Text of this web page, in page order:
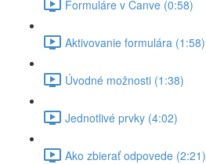
Formuláre v Canve (0:58)
Aktivovanie formulára (1:58)
Úvodné možnosti (1:38)
Jednotlivé prvky (4:02)
Ako zbierať odpovede (2:21)